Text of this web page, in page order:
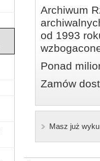
Archiwum
od 1993
Ponad
Zamów
Masz już